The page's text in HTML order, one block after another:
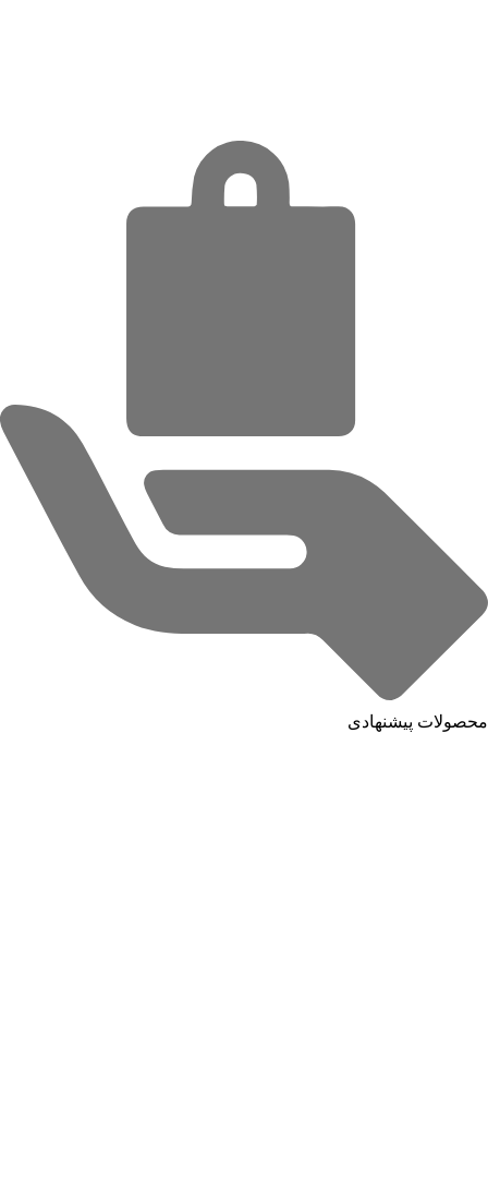
محصولات پیشنهادی